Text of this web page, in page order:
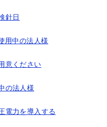
針日
用中の法人様
意ください
の法人様
電力を導入する